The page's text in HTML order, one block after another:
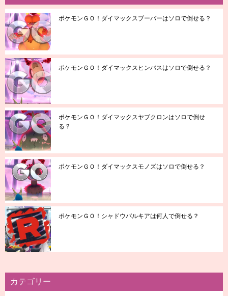
ポケモンＧＯ！ダイマックスブーバーはソロで倒せる？
ポケモンＧＯ！ダイマックスヒンバスはソロで倒せる？
ポケモンＧＯ！ダイマックスヤブクロンはソロで倒せ
る？
ポケモンＧＯ！ダイマックスモノズはソロで倒せる？
ポケモンＧＯ！シャドウパルキアは何人で倒せる？
カテゴリー